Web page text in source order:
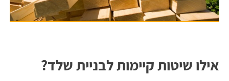
אילו שיטות קיימות לבניית שלד?